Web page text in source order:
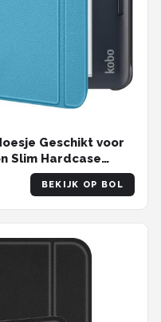
Geschikt voor
Slim Hardcase
- Lichtblauw
BEKIJK OP BOL